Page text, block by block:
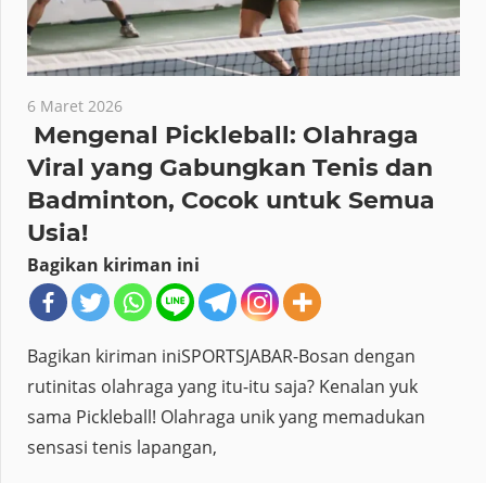
6 Maret 2026
Mengenal Pickleball: Olahraga
Viral yang Gabungkan Tenis dan
Badminton, Cocok untuk Semua
Usia!
Bagikan kiriman ini
Bagikan kiriman iniSPORTSJABAR-Bosan dengan
rutinitas olahraga yang itu-itu saja? Kenalan yuk
sama Pickleball! Olahraga unik yang memadukan
sensasi tenis lapangan,